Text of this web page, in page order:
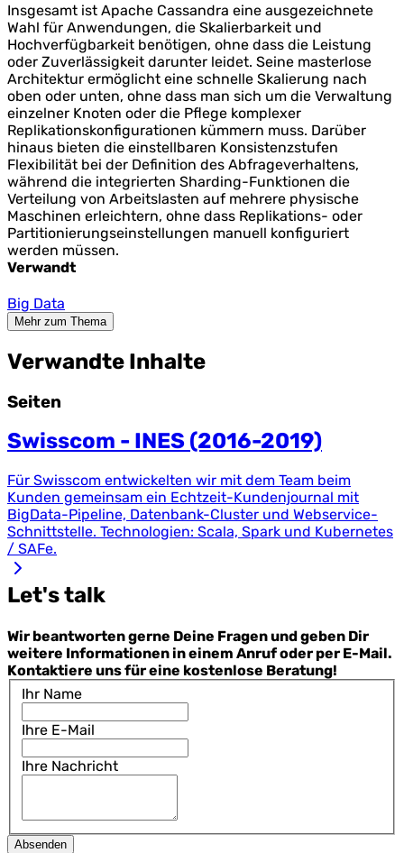
Insgesamt ist Apache Cassandra eine ausgezeichnete
Wahl für Anwendungen, die Skalierbarkeit und
Hochverfügbarkeit benötigen, ohne dass die Leistung
oder Zuverlässigkeit darunter leidet. Seine masterlose
Architektur ermöglicht eine schnelle Skalierung nach
oben oder unten, ohne dass man sich um die Verwaltung
einzelner Knoten oder die Pflege komplexer
Replikationskonfigurationen kümmern muss. Darüber
hinaus bieten die einstellbaren Konsistenzstufen
Flexibilität bei der Definition des Abfrageverhaltens,
während die integrierten Sharding-Funktionen die
Verteilung von Arbeitslasten auf mehrere physische
Maschinen erleichtern, ohne dass Replikations- oder
Partitionierungseinstellungen manuell konfiguriert
werden müssen.
Verwandt
Big Data
Mehr zum Thema
Verwandte Inhalte
Seiten
Swisscom - INES (2016-2019)
Für Swisscom entwickelten wir mit dem Team beim
Kunden gemeinsam ein Echtzeit-Kundenjournal mit
BigData-Pipeline, Datenbank-Cluster und Webservice-
Schnittstelle. Technologien: Scala, Spark und Kubernetes
/ SAFe.
Let's talk
Wir beantworten gerne Deine Fragen und geben Dir
weitere Informationen in einem Anruf oder per E-Mail.
Kontaktiere uns für eine kostenlose Beratung!
Ihr Name
Ihre E-Mail
Ihre Nachricht
Absenden